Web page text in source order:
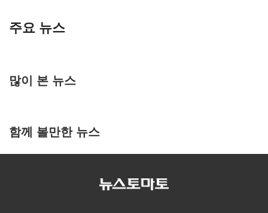
주요 뉴스
많이 본 뉴스
함께 볼만한 뉴스